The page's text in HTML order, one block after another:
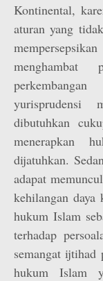
Kontinental,
aturan yang
menghambat
yurisprudensi
dibutuhkan
menerapkan
dijatuhkan.
adapat
kehilangan daya
hukum Islam
terhadap
semangat
hukum Islam